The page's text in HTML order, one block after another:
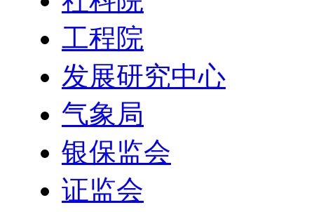
工程院
发展研究中心
气象局
银保监会
证监会